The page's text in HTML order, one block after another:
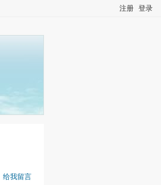
注册 登录
给我留言